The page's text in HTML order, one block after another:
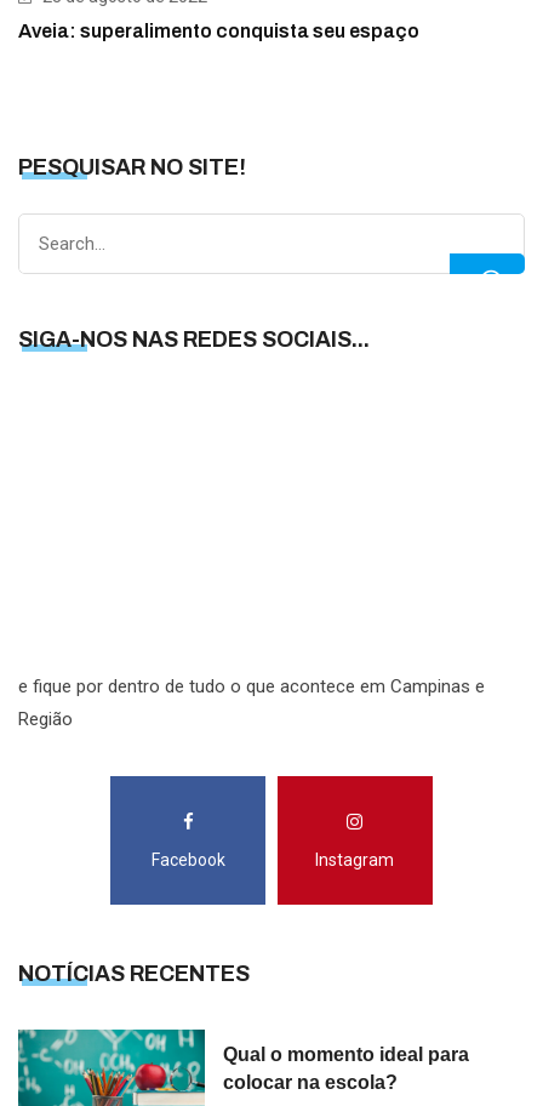
Aveia: superalimento conquista seu espaço
PESQUISAR NO SITE!
SIGA-NOS NAS REDES SOCIAIS...
e fique por dentro de tudo o que acontece em Campinas e
Região
Facebook Instagram
NOTÍCIAS RECENTES
Qual o momento ideal para
colocar na escola?